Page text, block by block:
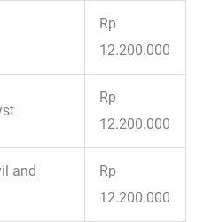
Rp
12.200.000
Rp
12.200.000
and
Rp
12.200.000